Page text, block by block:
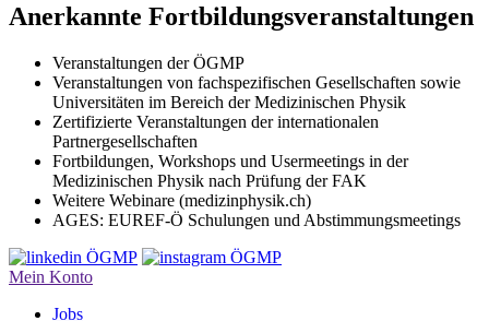
Anerkannte Fortbildungsveranstaltungen
Veranstaltungen der ÖGMP
Veranstaltungen von fachspezifischen Gesellschaften sowie
Universitäten im Bereich der Medizinischen Physik
Zertifizierte Veranstaltungen der internationalen
Partnergesellschaften
Fortbildungen, Workshops und Usermeetings in der
Medizinischen Physik nach Prüfung der FAK
Weitere Webinare (medizinphysik.ch)
AGES: EUREF-Ö Schulungen und Abstimmungsmeetings
Mein Konto
Jobs